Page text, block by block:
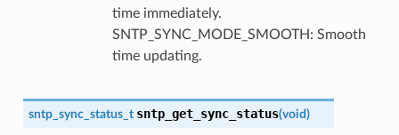
time immediately.
SNTP_SYNC_MODE_SMOOTH: Smooth
time updating.
sntp_sync_status_t sntp_get_sync_status(void)